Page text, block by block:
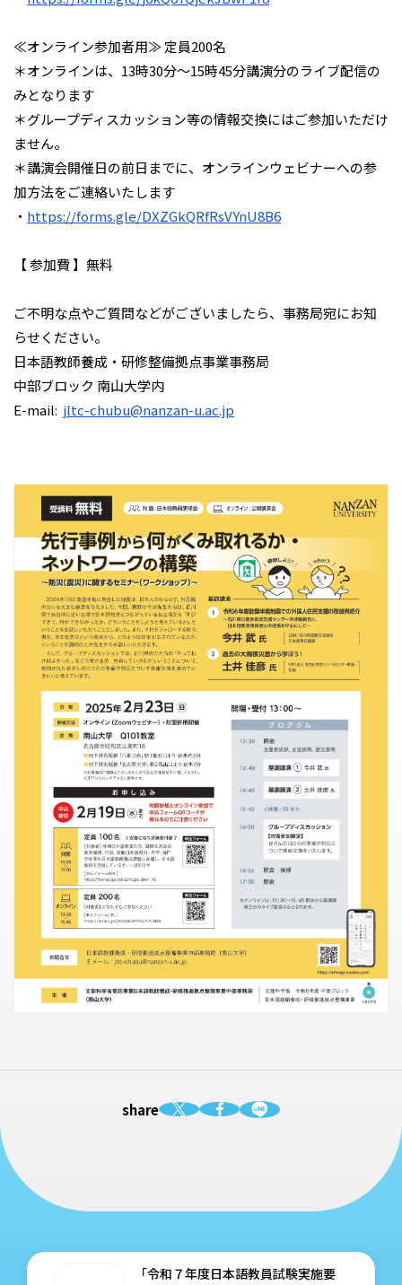
≪オンライン参加者用≫ 定員200名
＊オンラインは、13時30分～15時45分講演分のライブ配信の
みとなります
＊グループディスカッション等の情報交換にはご参加いただけ
ません。
＊講演会開催日の前日までに、 オンラインウェビナーへの参
加方法をご連絡いたします
・ https://forms.gle/DXZGkQRfRsVYnU8B6
【 参加費 】無料
ご不明な点やご質問などがございましたら、 事務局宛にお知
らせください。
日本語教師養成・研修整備拠点事業事務局
中部ブロック 南山大学内
E-mail: jltc-chubu@nanzan-u.ac.jp
share
「令和７年度日本語教員試験実施要